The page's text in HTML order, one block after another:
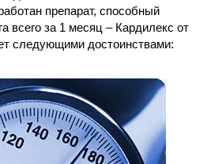
препарат, способный
всего за 1 месяц – Кардилекс от
следующими достоинствами: